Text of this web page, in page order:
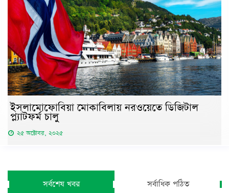
ইসলামোফোবিয়া মোকাবিলায় নরওয়েতে ডিজিটাল
প্ল্যাটফর্ম চালু
২৫ অক্টোবর, ২০২৫
সর্বশেষ খবর সর্বাধিক পঠিত